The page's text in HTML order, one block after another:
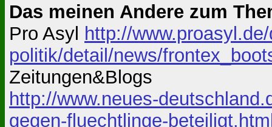
Das meinen Andere zum
Pro Asyl http://
politik/detail/news/
Zeitungen&Blogs
http://www.neues-
gegen-fluechtlinge-